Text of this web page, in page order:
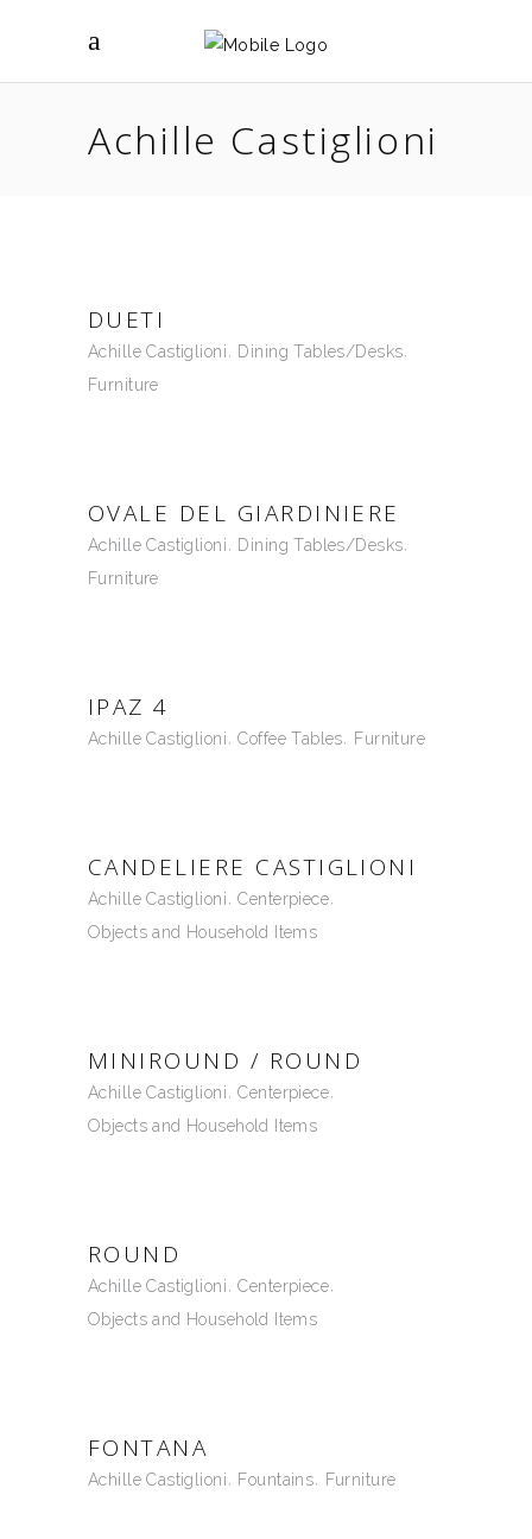
Achille Castiglioni
DUETI
Achille Castiglioni
Dining Tables/Desks
Furniture
OVALE DEL GIARDINIERE
Achille Castiglioni
Dining Tables/Desks
Furniture
IPAZ 4
Achille Castiglioni Coffee Tables Furniture
CANDELIERE CASTIGLIONI
Achille Castiglioni
Centerpiece
Objects and Household Items
MINIROUND / ROUND
Achille Castiglioni
Centerpiece
Objects and Household Items
ROUND
Achille Castiglioni
Centerpiece
Objects and Household Items
FONTANA
Achille Castiglioni Fountains Furniture